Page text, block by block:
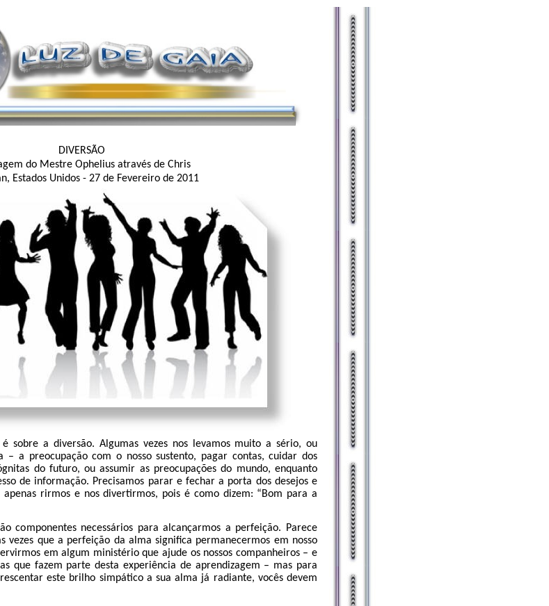
DIVERSÃO
do Mestre Ophelius através de Chris
Estados Unidos - 27 de Fevereiro de 2011
sobre a diversão. Algumas vezes nos levamos muito a sério, ou
– a preocupação com o nosso sustento, pagar contas, cuidar dos
do futuro, ou assumir as preocupações do mundo, enquanto
de informação. Precisamos parar e fechar a porta dos desejos e
apenas rirmos e nos divertirmos, pois é como dizem: “Bom para a
componentes necessários para alcançarmos a perfeição. Parece
vezes que a perfeição da alma significa permanecermos em nosso
em algum ministério que ajude os nossos companheiros – e
que fazem parte desta experiência de aprendizagem – mas para
este brilho simpático a sua alma já radiante, vocês devem